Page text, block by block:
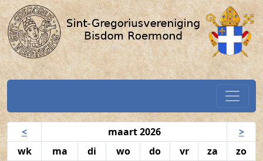
Spring naar hoofdtekst
Volkszang - 15 maart 2026 /
Navigatiekalender
< maart 2026
>
wk
ma di wo do vr za
zo